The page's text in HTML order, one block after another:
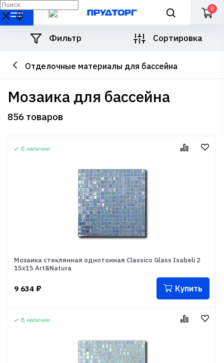
0
Отделочные материалы для бассейна
Фильтр Сортировка
Мозаика для бассейна
856 товаров
В наличии
Мозаика стеклянная однотонная Classico Glass Isabeli 2
15x15 Art&Natura
9 634 ₽ Купить
В наличии